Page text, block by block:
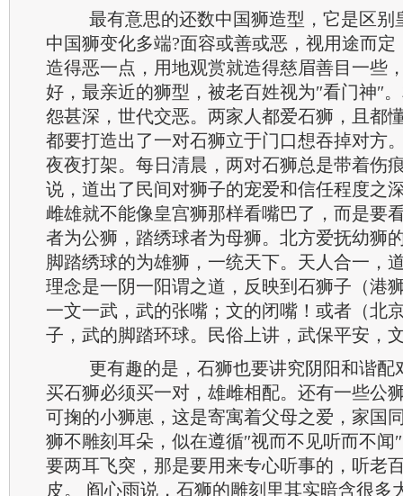
最有意思的还数中国狮造型，它是区别
中国狮变化多端?面容或善或恶，视用途而
造得恶一点，用地观赏就造得慈眉善目一些
好，最亲近的狮型，被老百姓视为″看门神″
怨甚深，世代交恶。两家人都爱石狮，且都
都要打造出了一对石狮立于门口想吞掉对方
夜夜打架。每日清晨，两对石狮总是带着
说，道出了民间对狮子的宠爱和信任程度之
雌雄就不能像皇宫狮那样看嘴巴了，而是要
者为公狮，踏绣球者为母狮。北方爱抚幼狮
脚踏绣球的为雄狮，一统天下。天人合一，
理念是一阴一阳谓之道，反映到石狮子（港
一文一武，武的张嘴；文的闭嘴！或者（北
子，武的脚踏环球。民俗上讲，武保平安，
更有趣的是，石狮也要讲究阴阳和谐配
买石狮必须买一对，雄雌相配。还有一些公
可掬的小狮崽，这是寄寓着父母之爱，家国
狮不雕刻耳朵，似在遵循″视而不见听而不闻
要两耳飞突，那是要用来专心听事的，听老
皮。 阎心雨说，石狮的雕刻里其实暗含很多